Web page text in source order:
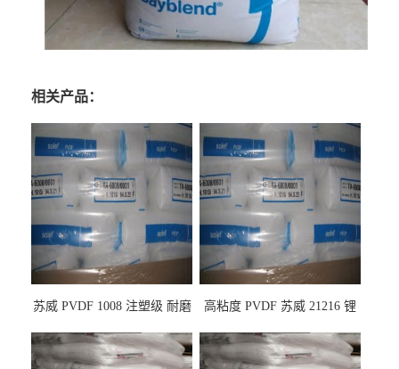
相关产品：
苏威 PVDF 1008 注塑级 耐磨
龙
高粘度 PVDF 苏威 21216 锂